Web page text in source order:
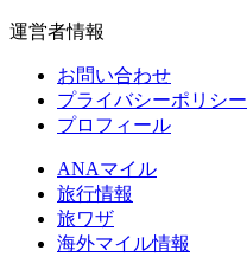
運営者情報
お問い合わせ
プライバシーポリシー
プロフィール
ANAマイル
旅行情報
旅ワザ
海外マイル情報